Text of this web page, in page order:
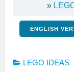
»
ENGLISH
LEGO IDEAS